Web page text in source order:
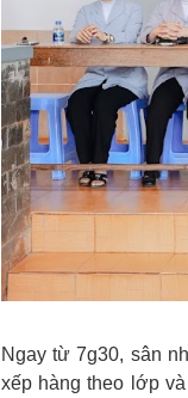
Ngay từ 7g30, sân
xếp hàng theo lớp